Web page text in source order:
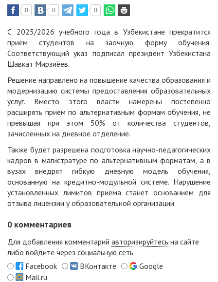
0 0 0
С 2025/2026 учебного года в Узбекистане прекратится
прием студентов на заочную форму обучения.
Соответствующий указ подписал президент Узбекистана
Шавкат Мирзиёев.
Решение направлено на повышение качества образования и
модернизацию системы предоставления образовательных
услуг. Вместо этого власти намерены постепенно
расширять прием по альтернативным формам обучения, не
превышая при этом 50% от количества студентов,
зачисленных на дневное отделение.
Также будет разрешена подготовка научно-педагогических
кадров в магистратуре по альтернативным форматам, а в
вузах внедрят гибкую дневную модель обучения,
основанную на кредитно-модульной системе. Нарушение
установленных лимитов приёма станет основанием для
отзыва лицензии у образовательной организации.
0 комментариев
Для добавления комментарий авторизируйтесь на сайте
либо войдите через социальную сеть
Facebook
ВКонтакте
Google
Mail.ru